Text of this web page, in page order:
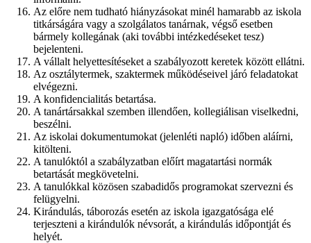
Az előre nem tudható hiányzásokat minél hamarabb az iskola
titkárságára vagy a szolgálatos tanárnak, végső esetben
bármely kollegának (aki további intézkedéseket tesz)
bejelenteni.
A vállalt helyettesítéseket a szabályozott keretek között ellátni.
Az osztálytermek, szaktermek működéseivel járó feladatokat
elvégezni.
A konfidencialitás betartása.
A tanártársakkal szemben illendően, kollegiálisan viselkedni,
beszélni.
Az iskolai dokumentumokat (jelenléti napló) időben aláírni,
kitölteni.
A tanulóktól a szabályzatban előírt magatartási normák
betartását megkövetelni.
A tanulókkal közösen szabadidős programokat szervezni és
felügyelni.
Kirándulás, táborozás esetén az iskola igazgatósága elé
terjeszteni a kirándulók névsorát, a kirándulás időpontját és
helyét.